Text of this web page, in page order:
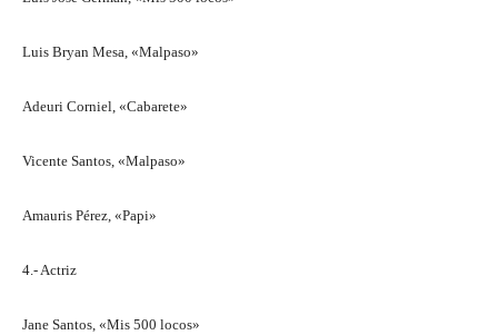
Luis Bryan Mesa, «Malpaso»
Adeuri Corniel, «Cabarete»
Vicente Santos, «Malpaso»
Amauris Pérez, «Papi»
4.- Actriz
Jane Santos, «Mis 500 locos»